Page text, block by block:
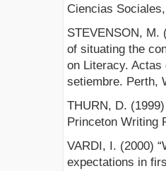
Ciencias
STEVENSON, M.
of situating the
on Literacy. Actas
setiembre. Perth,
THURN, D.
Princeton Writing
VARDI, I. (2000)
expectations in